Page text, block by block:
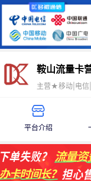
鞍山流量卡
主营★移动|电信
平台介绍